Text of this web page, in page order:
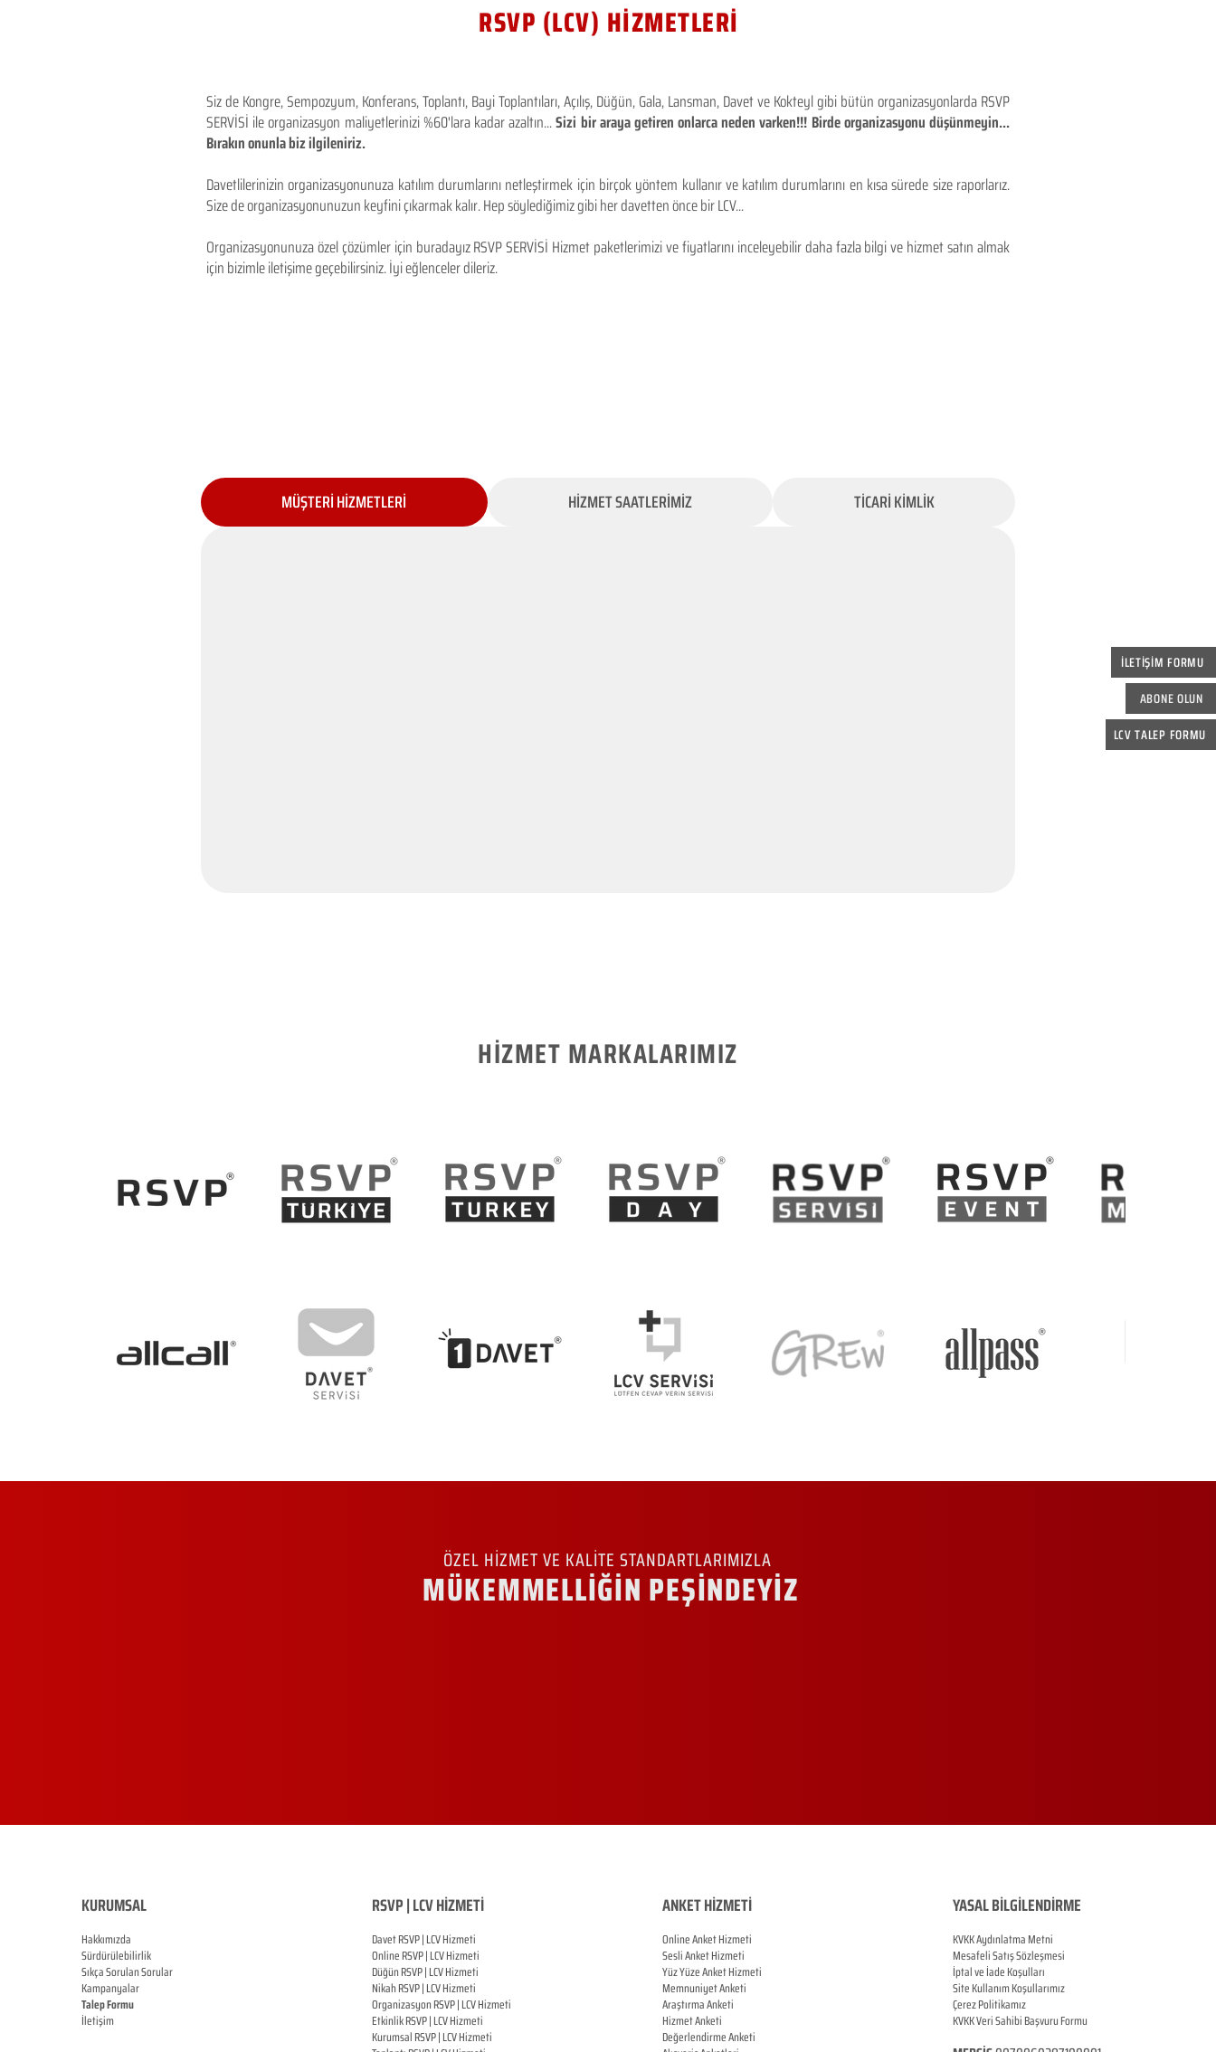
İLETİŞİM FORMU
ABONE OLUN
LCV TALEP FORMU
RSVP (LCV) HİZMETLERİ
Siz de Kongre, Sempozyum, Konferans, Toplantı, Bayi Toplantıları, Açılış, Düğün, Gala, Lansman, Davet ve Kokteyl gibi bütün organizasyonlarda RSVP
SERVİSİ ile organizasyon maliyetlerinizi %60'lara kadar azaltın...Sizi bir araya getiren onlarca neden varken!!! Birde organizasyonu düşünmeyin...
Bırakın onunla biz ilgileniriz.
Davetlilerinizin organizasyonunuza katılım durumlarını netleştirmek için birçok yöntem kullanır ve katılım durumlarını en kısa sürede size raporlarız.
Size de organizasyonunuzun keyfini çıkarmak kalır. Hep söylediğimiz gibi her davetten önce bir LCV...
Organizasyonunuza özel çözümler için buradayız RSVP SERVİSİ Hizmet paketlerimizi ve fiyatlarını inceleyebilir daha fazla bilgi ve hizmet satın almak
için bizimle iletişime geçebilirsiniz. İyi eğlenceler dileriz.
MÜŞTERİ HİZMETLERİ HİZMET SAATLERİMİZ TİCARİ KİMLİK
HİZMET MARKALARIMIZ
ÖZEL HİZMET VE KALİTE STANDARTLARIMIZLA
MÜKEMMELLİĞİN PEŞİNDEYİZ
KURUMSAL
Hakkımızda
Sürdürülebilirlik
Sıkça Sorulan Sorular
Kampanyalar
Talep Formu
İletişim
RSVP | LCV HİZMETİ
Davet RSVP | LCV Hizmeti
OnlineRSVP |LCV Hizmeti
DüğünRSVP |LCV Hizmeti
NikahRSVP |LCV Hizmeti
OrganizasyonRSVP |LCV Hizmeti
EtkinlikRSVP |LCV Hizmeti
KurumsalRSVP |LCV Hizmeti
ANKET HİZMETİ
Online Anket Hizmeti
Sesli Anket Hizmeti
Yüz Yüze Anket Hizmeti
Memnuniyet Anketi
Araştırma Anketi
Hizmet Anketi
Değerlendirme Anketi
YASAL BİLGİLENDİRME
KVKK Aydınlatma Metni
Mesafeli Satış Sözleşmesi
İptal ve İade Koşulları
Site Kullanım Koşullarımız
Çerez Politikamız
KVKK Veri Sahibi Başvuru Formu